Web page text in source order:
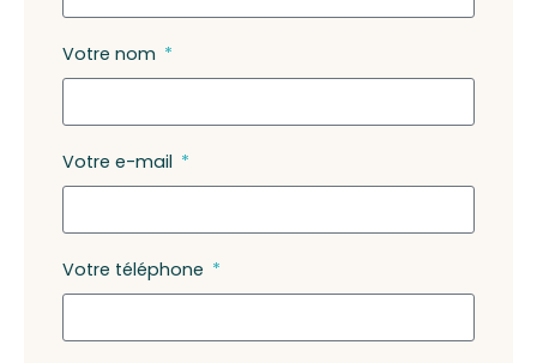
Votre nom
Votre e-mail
Votre téléphone